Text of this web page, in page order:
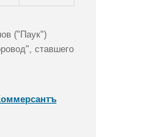
("Паук")
ставшего